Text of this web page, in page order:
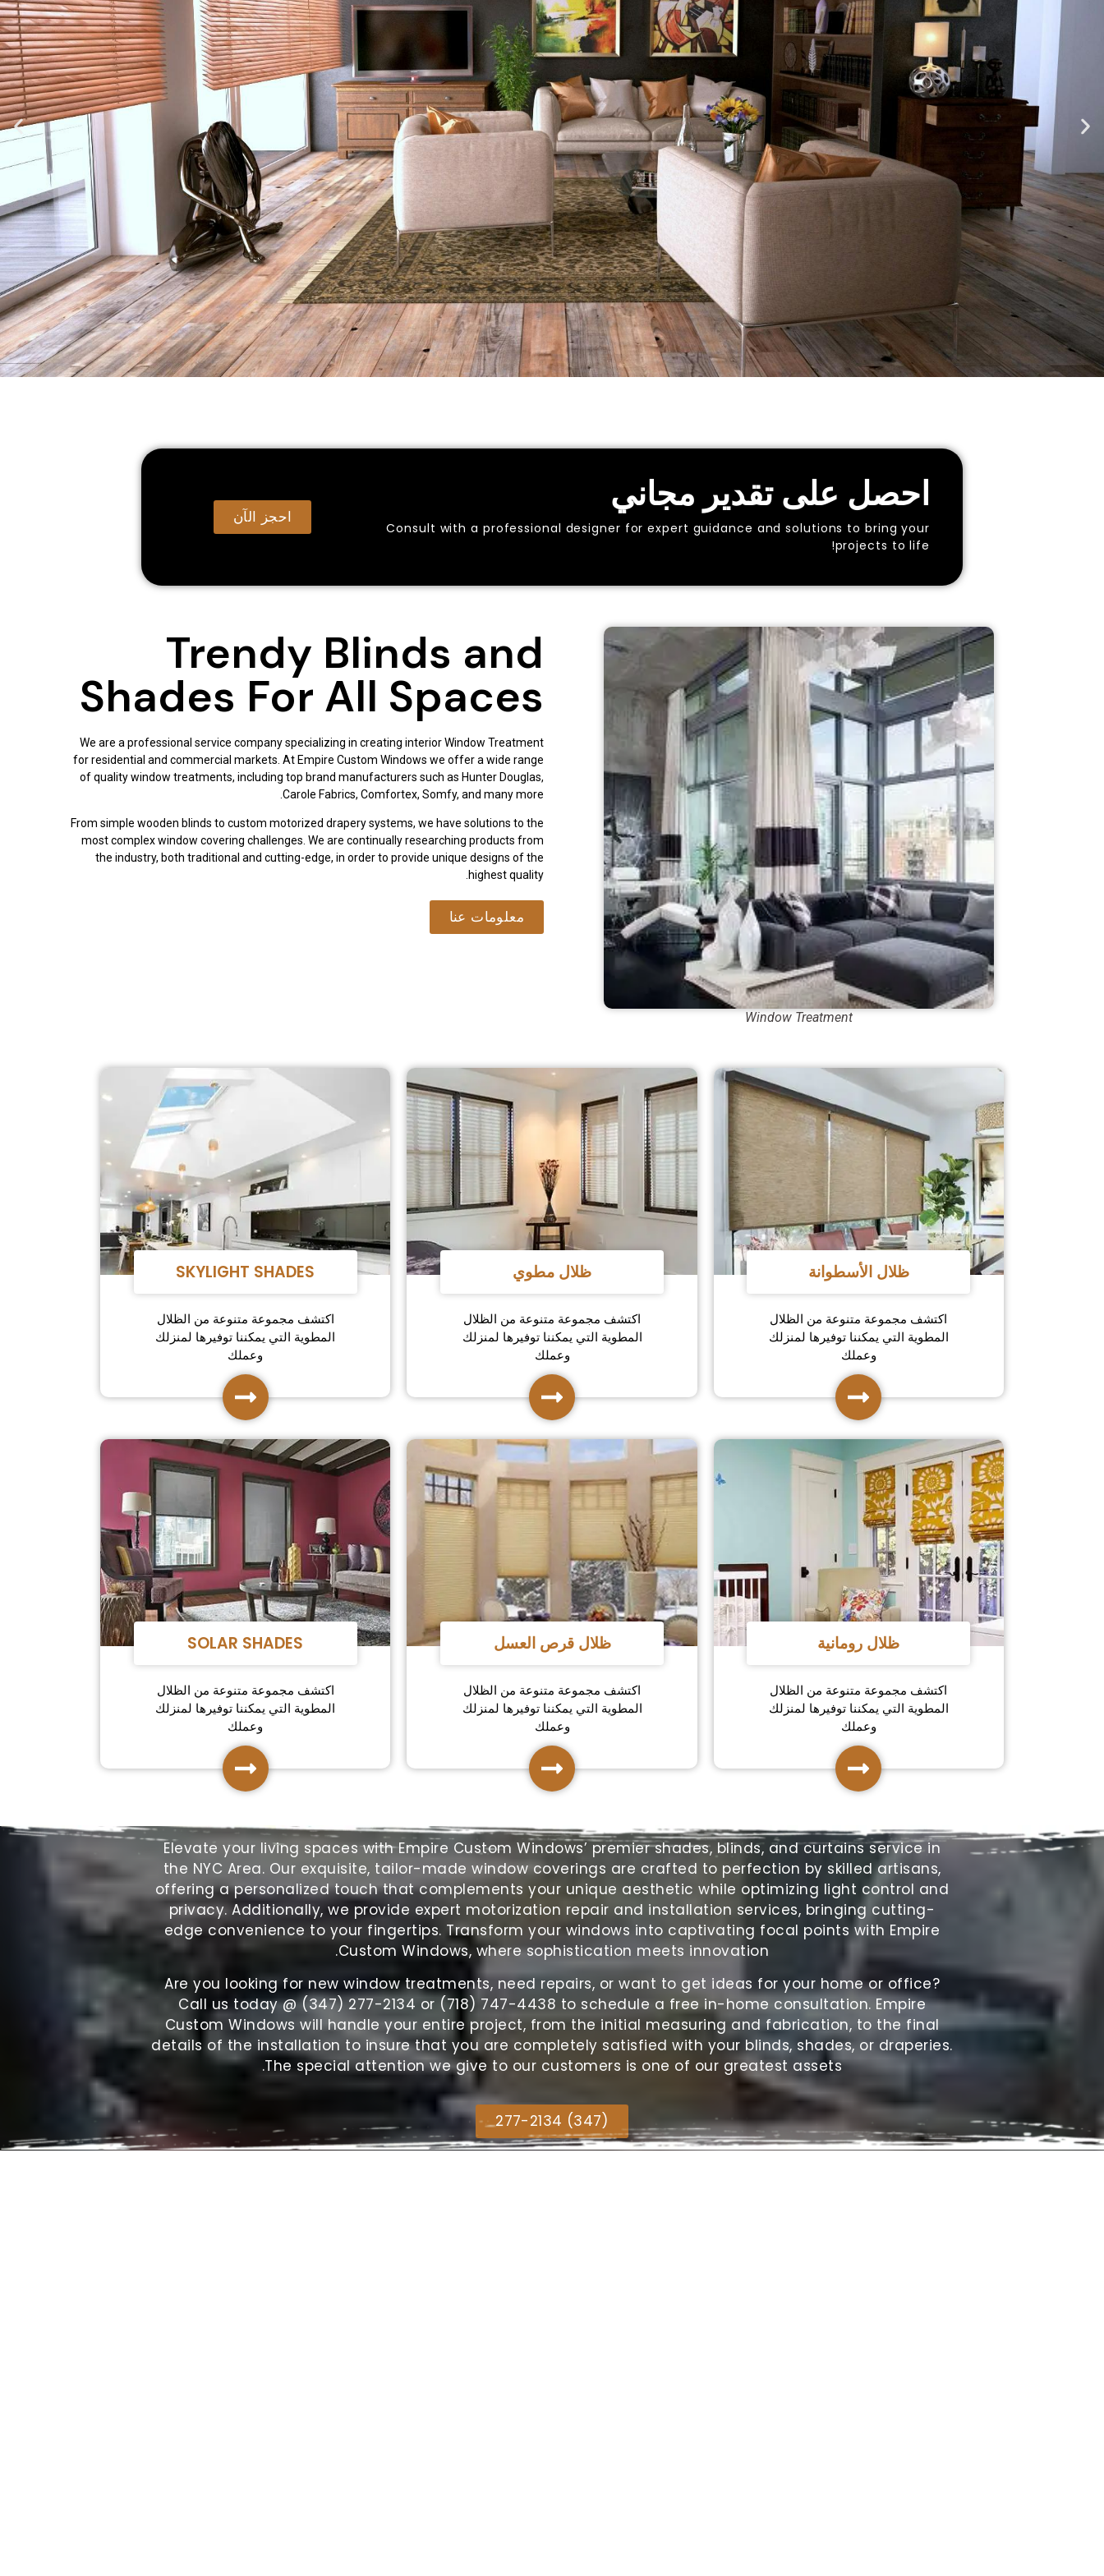
احصل على تقدير مجاني
Consult with a professional designer for expert guidance and solutions to bring your
projects to life!
احجز الآن
Window Treatment
Trendy Blinds and
Shades For All Spaces
We are a professional service company specializing in creating interior Window Treatment
for residential and commercial markets. At Empire Custom Windows we offer a wide range
of quality window treatments, including top brand manufacturers such as Hunter Douglas,
Carole Fabrics, Comfortex, Somfy, and many more.
From simple wooden blinds to custom motorized drapery systems, we have solutions to the
most complex window covering challenges. We are continually researching products from
the industry, both traditional and cutting-edge, in order to provide unique designs of the
highest quality.
معلومات عنا
ظلال الأسطوانة
اكتشف مجموعة متنوعة من الظلال
المطوية التي يمكننا توفيرها لمنزلك
وعملك
ظلال مطوي
اكتشف مجموعة متنوعة من الظلال
المطوية التي يمكننا توفيرها لمنزلك
وعملك
SKYLIGHT SHADES
اكتشف مجموعة متنوعة من الظلال
المطوية التي يمكننا توفيرها لمنزلك
وعملك
ظلال رومانية
اكتشف مجموعة متنوعة من الظلال
المطوية التي يمكننا توفيرها لمنزلك
وعملك
ظلال قرص العسل
اكتشف مجموعة متنوعة من الظلال
المطوية التي يمكننا توفيرها لمنزلك
وعملك
SOLAR SHADES
اكتشف مجموعة متنوعة من الظلال
المطوية التي يمكننا توفيرها لمنزلك
وعملك
Elevate your living spaces with Empire Custom Windows’ premier shades, blinds, and curtains service in
the NYC Area. Our exquisite, tailor-made window coverings are crafted to perfection by skilled artisans,
offering a personalized touch that complements your unique aesthetic while optimizing light control and
privacy. Additionally, we provide expert motorization repair and installation services, bringing cutting-
edge convenience to your fingertips. Transform your windows into captivating focal points with Empire
Custom Windows, where sophistication meets innovation.
Are you looking for new window treatments, need repairs, or want to get ideas for your home or office?
Call us today @ (347) 277-2134 or (718) 747-4438 to schedule a free in-home consultation. Empire
Custom Windows will handle your entire project, from the initial measuring and fabrication, to the final
details of the installation to insure that you are completely satisfied with your blinds, shades, or draperies.
The special attention we give to our customers is one of our greatest assets.
(347) 277-2134